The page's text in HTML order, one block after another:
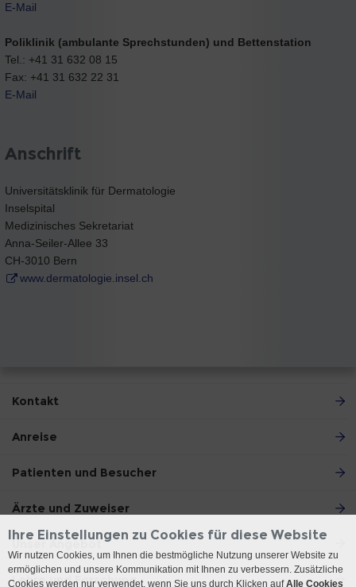
E-Mail
Poliklinik (ambulante Sprechstunden) und Bettenstation
Tel.: +41 31 632 08 15
Fax: +41 31 632 22 31
E-Mail
Anschrift
Universitätsklinik für Dermatologie
Inselspital
Medizinisches Sekretariat
Anna-Seiler-Allee 33
CH-3010 Bern
www.dermatologie.insel.ch
Kontakt
Anreise
Patienten und Besucher
Ärzte und Zuweiser
Unser Angebot
Lehre und Forschung
Ihre Einstellungen zu Cookies für diese Website
Wir nutzen Cookies, um Ihnen die bestmögliche Nutzung unserer Website zu
ermöglichen und unsere Kommunikation mit Ihnen zu verbessern. Zusätzliche
Cookies werden nur verwendet, wenn Sie uns durch Klicken aufAlle Cookies